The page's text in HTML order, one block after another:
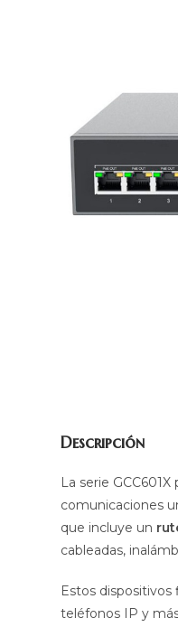
Descripción
La serie
comunicaciones
que incluye un
cableadas,
Estos
teléfonos IP y